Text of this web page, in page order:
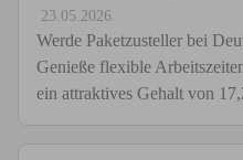
23.05.2026
Werde Paketzusteller bei
Genieße flexible
ein attraktives Gehalt von